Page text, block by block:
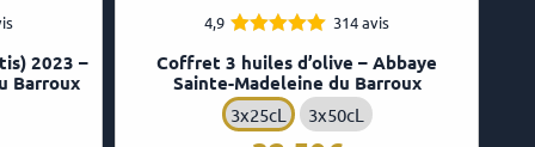
2023 –
Barroux
4,9
Note 4.92
sur 5
314 avis
Coffret 3 huiles d’olive – Abbaye
Sainte-Madeleine du Barroux
3x25cL 3x50cL